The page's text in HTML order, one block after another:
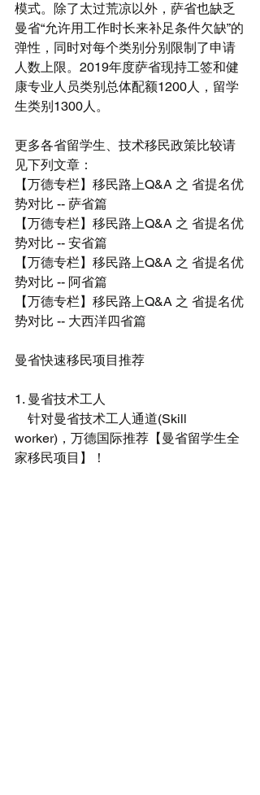
模式。除了太过荒凉以外，萨省也缺乏
曼省“允许用工作时长来补足条件欠缺”的
弹性，同时对每个类别分别限制了申请
人数上限。2019年度萨省现持工签和健
康专业人员类别总体配额1200人，留学
生类别1300人。
更多各省留学生、技术移民政策比较请
见下列文章：
【万德专栏】移民路上Q&A 之 省提名优
势对比 -- 萨省篇
【万德专栏】移民路上Q&A 之 省提名优
势对比 -- 安省篇
【万德专栏】移民路上Q&A 之 省提名优
势对比 -- 阿省篇
【万德专栏】移民路上Q&A 之 省提名优
势对比 -- 大西洋四省篇
曼省快速移民项目推荐
1. 曼省技术工人
worker)，万德国际推荐【曼省留学生全
家移民项目】！